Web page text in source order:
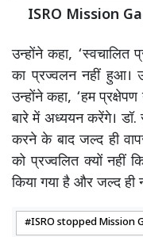
ISRO Mission
उन्होंने कहा,
का प्रज्वलन नहीं हुआ।
उन्होंने कहा, ‘हम
बारे में अध्ययन करेंगे। डॉ.
करने के बाद जल्द ही
को प्रज्वलित क्यों नहीं
किया गया है और जल्द ही
ISRO stopped Mission